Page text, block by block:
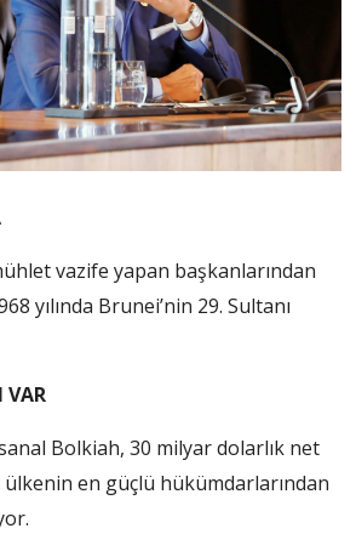
vazife yapan başkanlarından
yılında Brunei’nin 29. Sultanı
VAR
Bolkiah, 30 milyar dolarlık net
en güçlü hükümdarlarından